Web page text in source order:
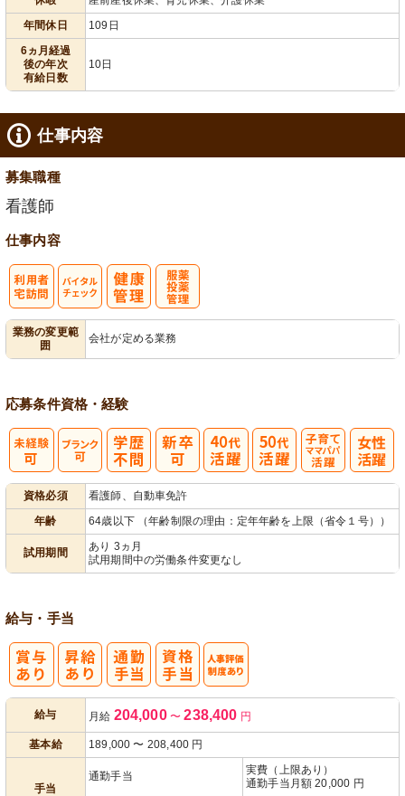
年間休日
109日
6ヵ月経過
後の年次
有給日数
10日
仕事内容
募集職種
看護師
仕事内容
業務の変更範
囲
会社が定める業務
応募条件資格・経験
資格必須
看護師、自動車免許
年齢
64歳以下 （年齢制限の理由：定年年齢を上限（省令１号））
試用期間
あり 3ヵ月
試用期間中の労働条件変更なし
給与・手当
給与 月給 204,000 〜 238,400 円
基本給 189,000 〜 208,400 円
手当
通勤手当
実費（上限あり）
通勤手当月額 20,000 円